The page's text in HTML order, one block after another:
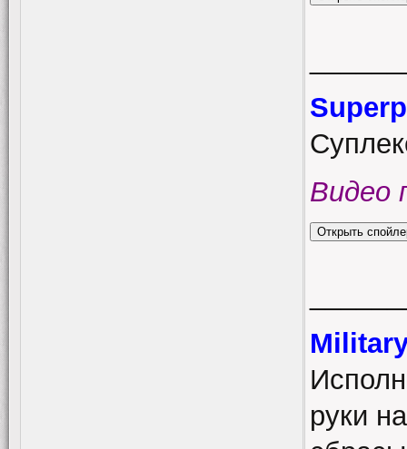
Видео
руки